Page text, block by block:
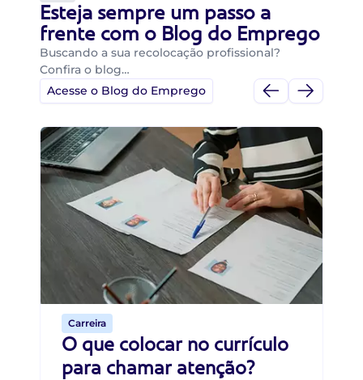
Esteja sempre um passo a
frente com o Blog do Emprego
Buscando a sua recolocação profissional?
Confira o blog…
Acesse o Blog do Emprego
Carreira
O que colocar no currículo
para chamar atenção?